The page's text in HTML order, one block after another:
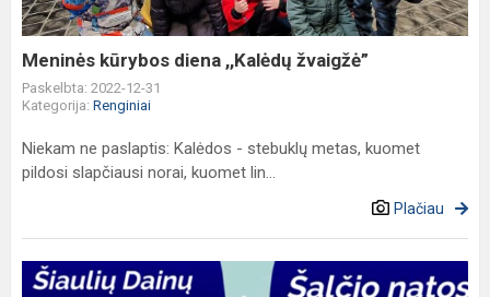
Meninės kūrybos diena ,,Kalėdų žvaigžė”
Paskelbta: 2022-12-31
Kategorija: Renginiai
Niekam ne paslaptis: Kalėdos - stebuklų metas, kuomet
pildosi slapčiausi norai, kuomet lin...
Plačiau
Muzikos